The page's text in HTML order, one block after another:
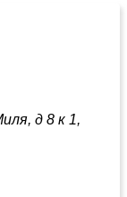
д 8 к 1,